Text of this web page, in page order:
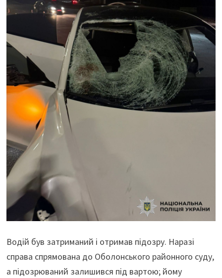
Водій був затриманий і отримав підозру. Наразі
справа спрямована до Оболонського районного суду,
а підозрюваний залишився під вартою; йому